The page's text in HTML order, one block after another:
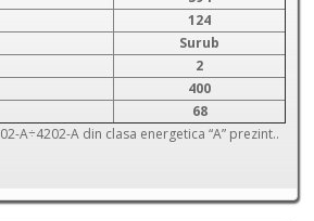
124
Surub
2
400
68
A din clasa energetica “A” prezint..